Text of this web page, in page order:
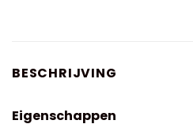
BESCHRIJVING
Eigenschappen